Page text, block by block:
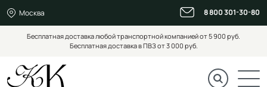
Москва 8 800 301-30-80
Бесплатная доставка любой транспортной компанией от 5 900 руб.
Бесплатная доставка в ПВЗ от 3 000 руб.